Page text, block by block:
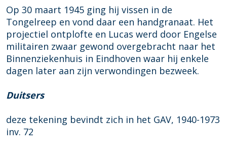
Op 30 maart 1945 ging hij vissen in de
Tongelreep en vond daar een handgranaat. Het
projectiel ontplofte en Lucas werd door Engelse
militairen zwaar gewond overgebracht naar het
Binnenziekenhuis in Eindhoven waar hij enkele
dagen later aan zijn verwondingen bezweek.
Duitsers
deze tekening bevindt zich in het GAV, 1940-1973
inv. 72